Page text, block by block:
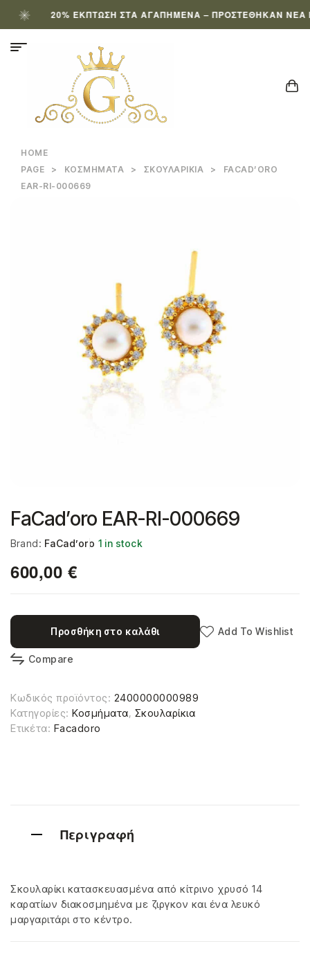
20% ΈΚΠΤΩΣΗ ΣΤΑ ΑΓΑΠΗΜΈΝΑ – ΠΡΟΣΤΈΘΗΚΑΝ ΝΈΑ
HOME
PAGE
> ΚΟΣΜΉΜΑΤΑ > ΣΚΟΥΛΑΡΊΚΙΑ >
FACAD’ORO
EAR-RI-000669
FaCad’oro EAR-RI-000669
Brand: FaCad’oro 1 in stock
600,00 €
Προσθήκη στο καλάθι Add To Wishlist
Compare
Κωδικός προϊόντος: 2400000000989
Κατηγορίες: Κοσμήματα, Σκουλαρίκια
Ετικέτα: Facadoro
Περιγραφή
Σκουλαρίκι κατασκευασμένα από κίτρινο χρυσό 14
καρατίων διακοσμημένα με ζιργκον και ένα λευκό
μαργαριτάρι στο κέντρο.